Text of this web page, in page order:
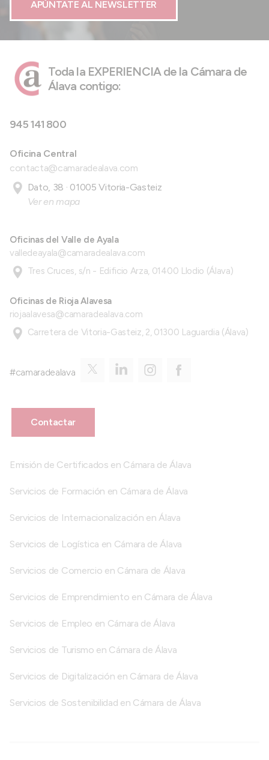
APÚNTATE AL NEWSLETTER
Toda la EXPERIENCIA de la Cámara de
Álava contigo:
945 141 800
Oficina Central
contacta@camaradealava.com
Dato, 38 · 01005 Vitoria-Gasteiz
Ver en mapa
Oficinas del Valle de Ayala
valledeayala@camaradealava.com
Tres Cruces, s/n - Edificio Arza, 01400 Llodio (Álava)
Oficinas de Rioja Alavesa
riojaalavesa@camaradealava.com
Carretera de Vitoria-Gasteiz, 2, 01300 Laguardia (Álava)
#camaradealava
Contactar
Emisión de Certificados en Cámara de Álava
Servicios de Formación en Cámara de Álava
Servicios de Internacionalización en Álava
Servicios de Logística en Cámara de Álava
Servicios de Comercio en Cámara de Álava
Servicios de Emprendimiento en Cámara de Álava
Servicios de Empleo en Cámara de Álava
Servicios de Turismo en Cámara de Álava
Servicios de Digitalización en Cámara de Álava
Servicios de Sostenibilidad en Cámara de Álava